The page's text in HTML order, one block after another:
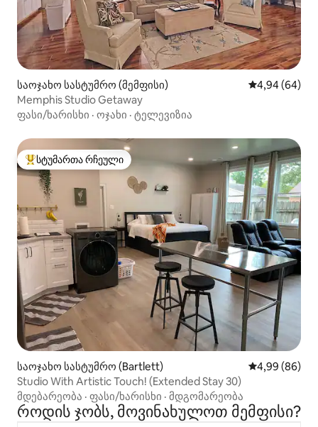
საოჯახო სასტუმრო (მემფისი) საშუალო
4,94 (64)
Memphis Studio Getaway
ფასი/ხარისხი · ოჯახი · ტელევიზია
სტუმართა რჩეული მოწინავე ვარიანტი
სტუმართა რჩეული
საოჯახო სასტუმრო (Bartlett) საშუალო
4,99 (86)
Studio With Artistic Touch! (Extended Stay 30)
მდებარეობა · ფასი/ხარისხი · მდგომარეობა
როდის ჯობს, მოვინახულოთ მემფისი?